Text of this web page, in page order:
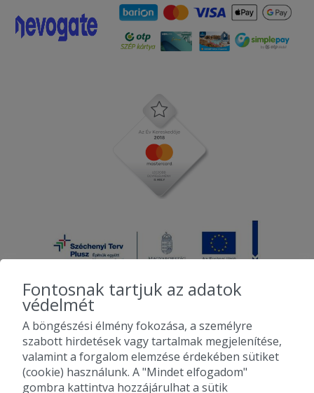
mindenkinek!
2010-2026 Copyright - Falatozz.hu - Diston-line Kft.
Pizza, gyros, hamburger, menük kedvező áron, egy helyen az összes
étterem ajánlata.
Fontosnak tartjuk az adatok
védelmét
A böngészési élmény fokozása, a személyre
szabott hirdetések vagy tartalmak megjelenítése,
valamint a forgalom elemzése érdekében sütiket
(cookie) használunk. A "Mindet elfogadom"
gombra kattintva hozzájárulhat a sütik